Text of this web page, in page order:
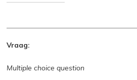
Vraag:
Multiple choice question